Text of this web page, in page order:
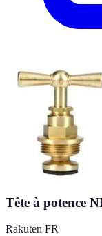
Tête à potence
Rakuten FR